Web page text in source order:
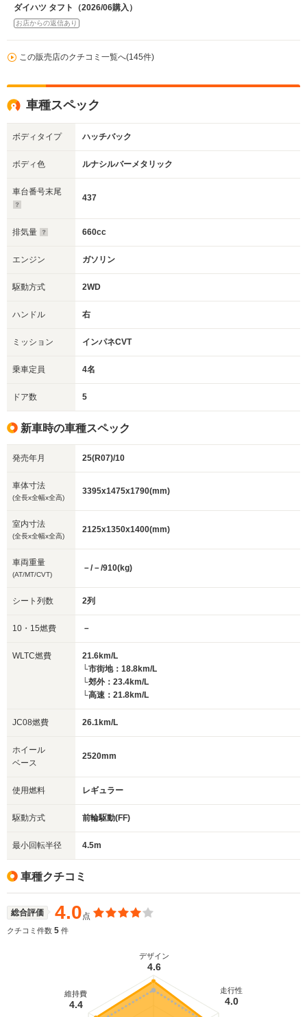
ダイハツ タフト（2026/06購入）
お店からの返信あり
この販売店のクチコミ一覧へ(145件)
車種スペック
ボディタイプ ハッチバック
ボディ色 ルナシルバーメタリック
車台番号末尾
437
排気量 660cc
エンジン ガソリン
駆動方式 2WD
ハンドル 右
ミッション インパネCVT
乗車定員 4名
ドア数 5
新車時の車種スペック
発売年月 25(R07)/10
車体寸法
(全長x全幅x全高)
3395x1475x1790(mm)
室内寸法
(全長x全幅x全高)
2125x1350x1400(mm)
車両重量
(AT/MT/CVT)
－/－/910(kg)
シート列数 2列
10・15燃費 －
WLTC燃費
21.6km/L
└市街地：18.8km/L
└郊外：23.4km/L
└高速：21.8km/L
JC08燃費 26.1km/L
ホイール
ベース
2520mm
使用燃料 レギュラー
駆動方式 前輪駆動(FF)
最小回転半径 4.5m
車種クチコミ
総合評価 4.0点
クチコミ件数 5 件
デザイン
4.6
走行性
4.0
維持費
4.4